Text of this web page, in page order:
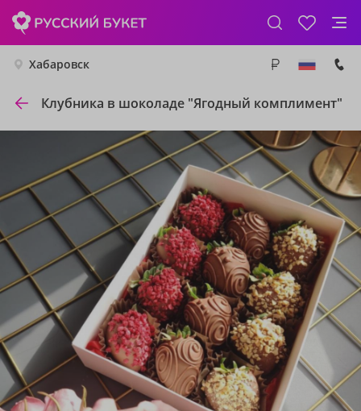
Хабаровск
Клубника в шоколаде "Ягодный комплимент"